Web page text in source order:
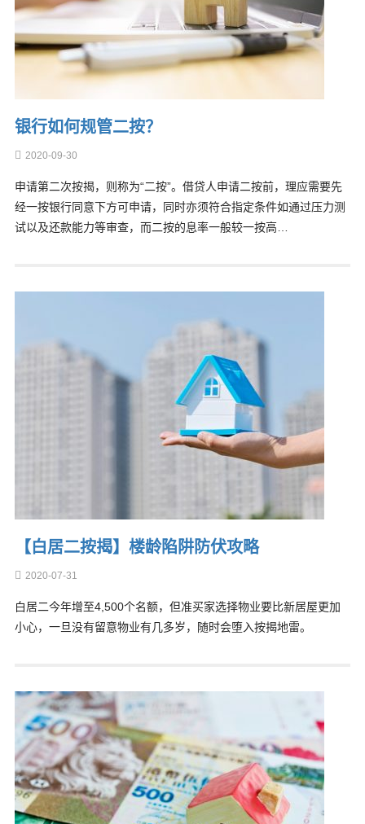
银行如何规管二按？
2020-09-30
申请第二次按揭，则称为“二按”。借贷人申请二按前，理应需要先
经一按银行同意下方可申请，同时亦须符合指定条件如通过压力测
试以及还款能力等审查，而二按的息率一般较一按高…
【白居二按揭】楼龄陷阱防伏攻略
2020-07-31
白居二今年增至4,500个名额，但准买家选择物业要比新居屋更加
小心，一旦没有留意物业有几多岁，随时会堕入按揭地雷。